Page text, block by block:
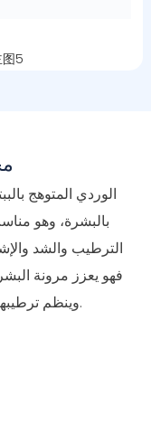
بالبشرة، وهو
الترطيب والشد
فهو يعزز مرونة
وينظم ترطيبها ليمنحكِ إشراقة شبابية مشرقة.